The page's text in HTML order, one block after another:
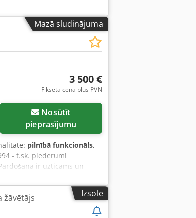
Mazā sludinājuma
3 500 €
Fiksēta cena plus PVN
pieprasījumu
pilnībā funkcionāls,
- t.sk. piederumi
ir uzticams un
Iekārta piederējusi Fischer
stieni un ir gatava
ar identifikācijas plāksni
Izlaiduma gads: 1994
Izsole
žāvētājs